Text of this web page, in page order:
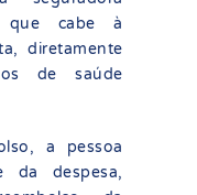
que cabe à
diretamente
de saúde
a pessoa
da despesa,